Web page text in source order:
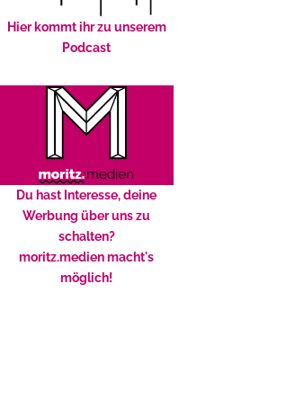
Hier kommt ihr zu unserem
Podcast
Du hast Interesse, deine
Werbung über uns zu
schalten?
moritz.medien macht's
möglich!